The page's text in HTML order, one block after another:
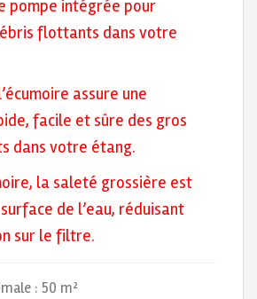
pompe intégrée pour
flottants dans votre
assure une
facile et sûre des gros
dans votre étang.
la saleté grossière est
de l’eau, réduisant
sur le filtre.
: 50 m²